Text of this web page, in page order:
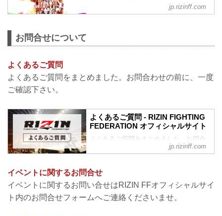
Official Trailer
This event will be available on the RIZIN
original broadcasting platfo...
jp.rizinff.com
お問合せについて
よくあるご質問
よくあるご質問をまとめました。お問合わせの前に、一度
ご確認下さい。
よくあるご質問 - RIZIN FIGHTING
FEDERATION オフィシャルサイト
よくあるご質問をまとめました。お問合
わせの前に、一度ご確認下さい。
Q1. より良い席で観戦したいのですが、
どの先行でチケットを買うと一番良い席
で見れますか？
A. ①ファンクラブ先行（超強者→強者）
jp.rizinff.com
イベントに関するお問合せ
イベントに関するお問い合せはRIZIN FFオフィシャルサイ
ト内のお問合せフォームへご連絡くださいませ。